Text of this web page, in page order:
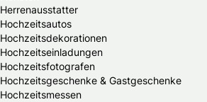
Herrenausstatter
Hochzeitsautos
Hochzeitsdekorationen
Hochzeitseinladungen
Hochzeitsfotografen
Hochzeitsgeschenke & Gastgeschenke
Hochzeitsmessen